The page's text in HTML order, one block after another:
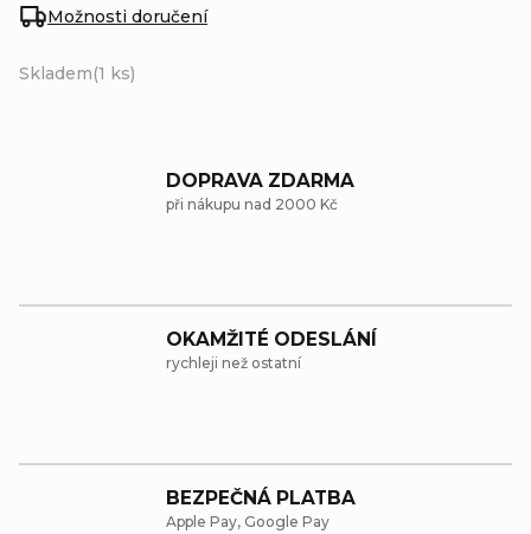
Skladem(1 ks)
Možnosti doručení
DOPRAVA ZDARMA
při nákupu nad 2000 Kč
OKAMŽITÉ ODESLÁNÍ
rychleji než ostatní
BEZPEČNÁ PLATBA
Apple Pay, Google Pay